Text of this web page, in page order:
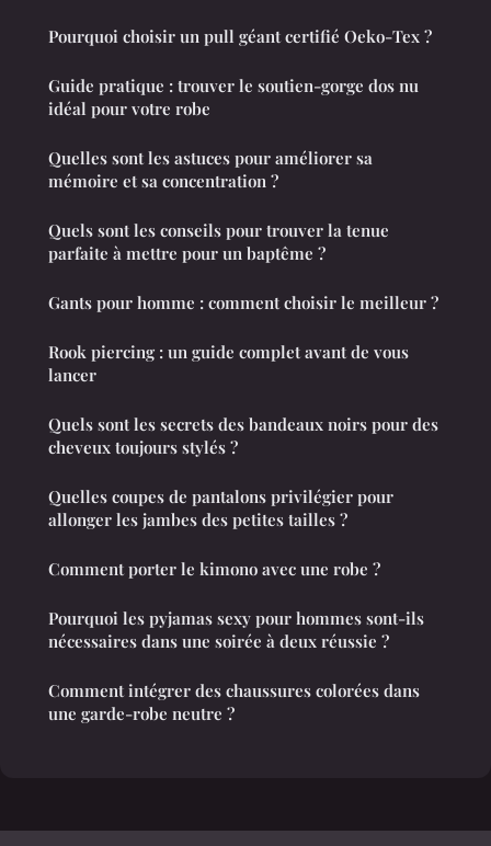
Pourquoi choisir un pull géant certifié Oeko-Tex ?
Guide pratique : trouver le soutien-gorge dos nu
idéal pour votre robe
Quelles sont les astuces pour améliorer sa
mémoire et sa concentration ?
Quels sont les conseils pour trouver la tenue
parfaite à mettre pour un baptême ?
Gants pour homme : comment choisir le meilleur ?
Rook piercing : un guide complet avant de vous
lancer
Quels sont les secrets des bandeaux noirs pour des
cheveux toujours stylés ?
Quelles coupes de pantalons privilégier pour
allonger les jambes des petites tailles ?
Comment porter le kimono avec une robe ?
Pourquoi les pyjamas sexy pour hommes sont-ils
nécessaires dans une soirée à deux réussie ?
Comment intégrer des chaussures colorées dans
une garde-robe neutre ?